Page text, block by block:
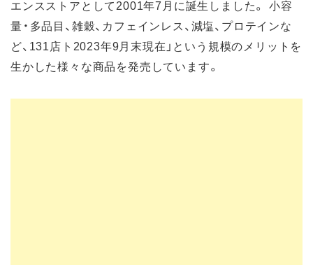
エンスストアとして2001年7月に誕生しました。 小容
量・多品目、雑穀、カフェインレス、減塩、プロテインな
ど、131店ト2023年9月末現在」という規模のメリットを
生かした様々な商品を発売しています。